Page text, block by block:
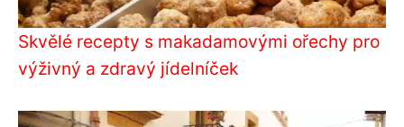
Skvělé recepty s makadamovými ořechy pro
výživný a zdravý jídelníček